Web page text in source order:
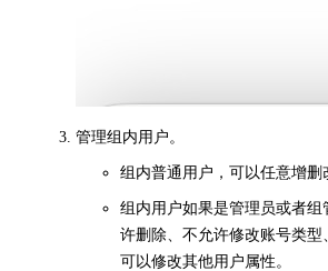
管理组内用户。
组内普通用户，可以任意增删
组内用户如果是管理员或者
许删除、不允许修改账号类型
可以修改其他用户属性。